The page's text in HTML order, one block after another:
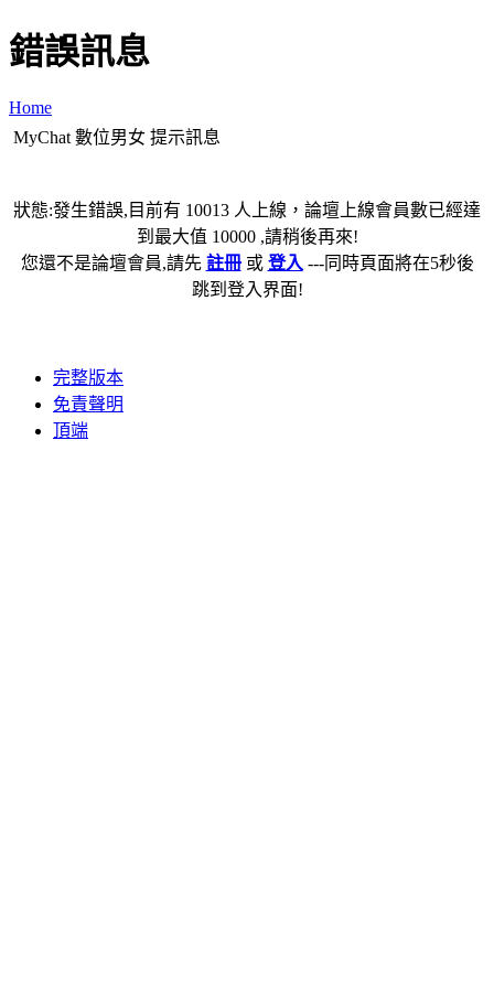
錯誤訊息
Home
MyChat 數位男女 提示訊息
狀態:發生錯誤,目前有 10013 人上線，論壇上線會員數已經達
到最大值 10000 ,請稍後再來!
您還不是論壇會員,請先 註冊或 登入 ---同時頁面將在5秒後
跳到登入界面!
完整版本
免責聲明
頂端